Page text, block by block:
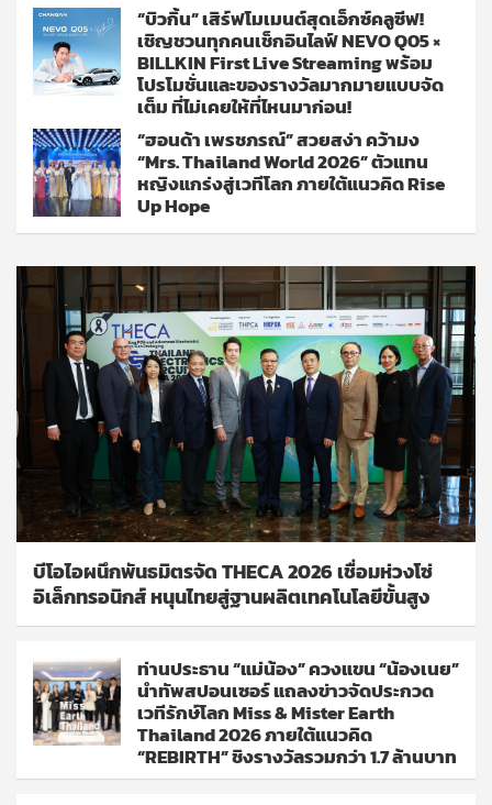
“บิวกิ้น” เสิร์ฟโมเมนต์สุดเอ็กซ์คลูซีฟ!
เชิญชวนทุกคนเช็กอินไลฟ์ NEVO Q05 ×
BILLKIN First Live Streaming พร้อม
โปรโมชั่นและของรางวัลมากมายแบบจัด
เต็ม ที่ไม่เคยให้ที่ไหนมาก่อน!
“ฮอนด้า เพรชภรณ์” สวยสง่า คว้ามง
“Mrs. Thailand World 2026” ตัวแทน
หญิงแกร่งสู่เวทีโลก ภายใต้แนวคิด Rise
Up Hope
บีโอไอผนึกพันธมิตรจัด THECA 2026 เชื่อมห่วงโซ่
อิเล็กทรอนิกส์ หนุนไทยสู่ฐานผลิตเทคโนโลยีขั้นสูง
ท่านประธาน “แม่น้อง” ควงแขน “น้องเนย”
นำทัพสปอนเซอร์ แถลงข่าวจัดประกวด
เวทีรักษ์โลก Miss & Mister Earth
Thailand 2026 ภายใต้แนวคิด
“REBIRTH” ชิงรางวัลรวมกว่า 1.7 ล้านบาท